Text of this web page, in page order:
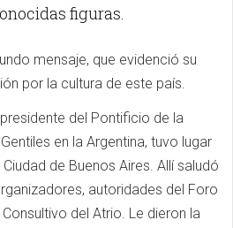
figuras.
mensaje, que evidenció su
por la cultura de este país.
del Pontificio de la
en la Argentina, tuvo lugar
de Buenos Aires. Allí saludó
autoridades del Foro
del Atrio. Le dieron la